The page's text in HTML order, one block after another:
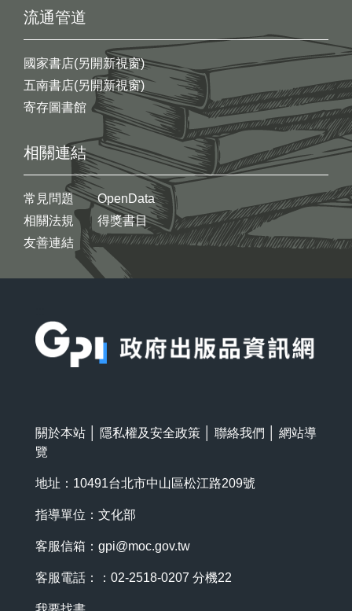
流通管道
國家書店(另開新視窗)
五南書店(另開新視窗)
寄存圖書館
相關連結
常見問題
相關法規
友善連結
OpenData
得獎書目
關於本站 隱私權及安全政策 聯絡我們
網站導
覽
地址：10491台北市中山區松江路209號
指導單位：文化部
客服信箱： gpi@moc.gov.tw
客服電話：：02-2518-0207 分機22